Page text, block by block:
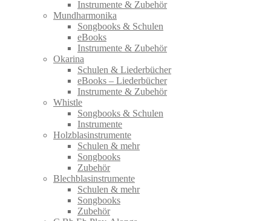
Instrumente & Zubehör
Mundharmonika
Songbooks & Schulen
eBooks
Instrumente & Zubehör
Okarina
Schulen & Liederbücher
eBooks – Liederbücher
Instrumente & Zubehör
Whistle
Songbooks & Schulen
Instrumente
Holzblasinstrumente
Schulen & mehr
Songbooks
Zubehör
Blechblasinstrumente
Schulen & mehr
Songbooks
Zubehör